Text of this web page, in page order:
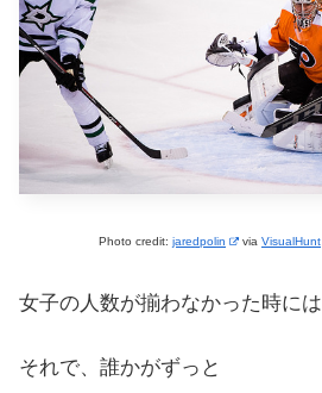
Photo credit: jaredpolin via VisualHunt
女子の人数が揃わなかった時には
それで、誰かがずっと